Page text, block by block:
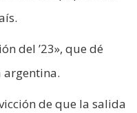
del ’23», que dé
de que la salida